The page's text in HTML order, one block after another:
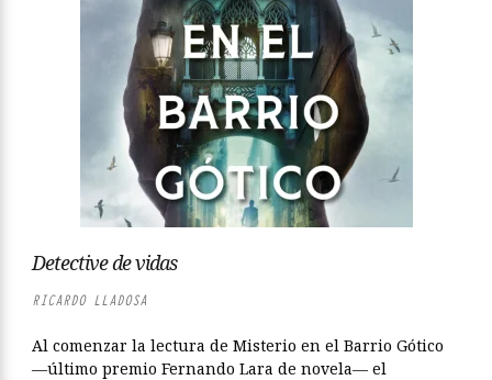
Detective de vidas
RICARDO LLADOSA
Al comenzar la lectura de Misterio en el Barrio Gótico
—último premio Fernando Lara de novela— el